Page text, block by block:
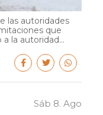
las autoridades
que
la autoridad...
Sáb 8. Ago